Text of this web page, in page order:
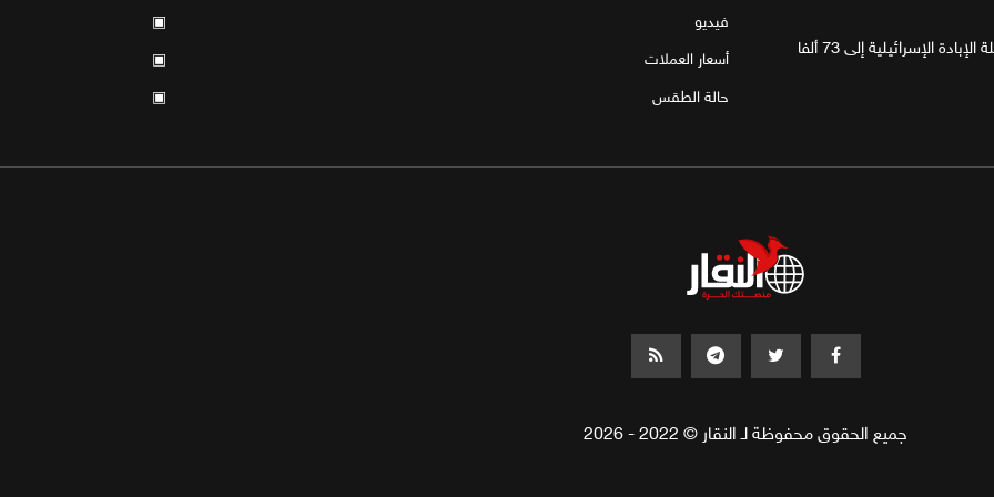
غزة.. مقتل 4 فلسطينيين يرفع حصيلة الإبادة الإسرائيلية إلى 73 ألفا
فيديو
▣
أسعار العملات
▣
حالة الطقس
▣
جميع الحقوق محفوظة لـ النقار © 2022 - 2026